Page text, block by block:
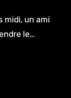
midi, un ami
le…